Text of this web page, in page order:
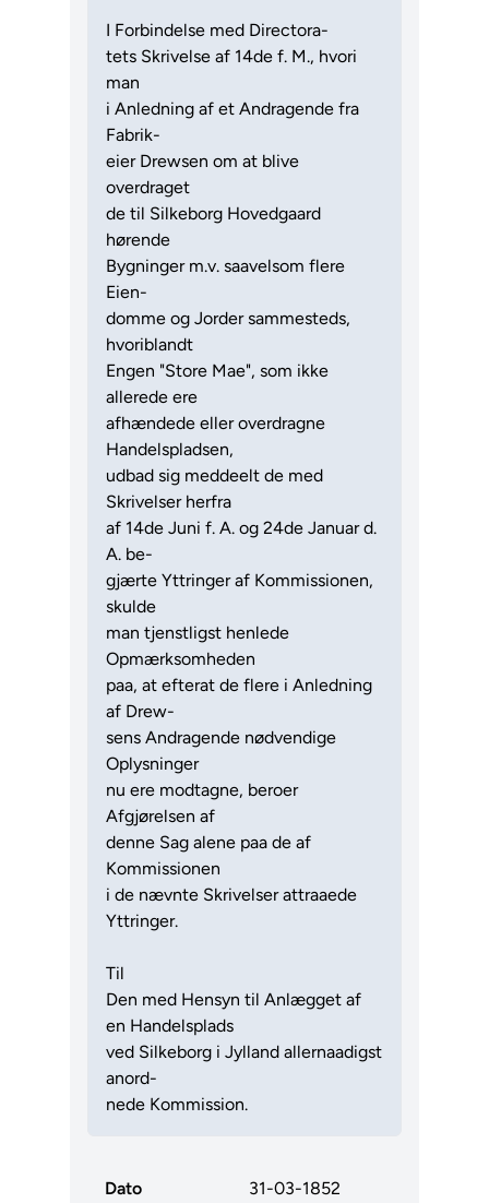
I Forbindelse med Directora-
tets Skrivelse af 14de f. M., hvori
man
i Anledning af et Andragende fra
Fabrik-
eier Drewsen om at blive
overdraget
de til Silkeborg Hovedgaard
hørende
Bygninger m.v. saavelsom flere
Eien-
domme og Jorder sammesteds,
hvoriblandt
Engen "Store Mae", som ikke
allerede ere
afhændede eller overdragne
Handelspladsen,
udbad sig meddeelt de med
Skrivelser herfra
af 14de Juni f. A. og 24de Januar d.
A. be-
gjærte Yttringer af Kommissionen,
skulde
man tjenstligst henlede
Opmærksomheden
paa, at efterat de flere i Anledning
af Drew-
sens Andragende nødvendige
Oplysninger
nu ere modtagne, beroer
Afgjørelsen af
denne Sag alene paa de af
Kommissionen
i de nævnte Skrivelser attraaede
Yttringer.
Til
Den med Hensyn til Anlægget af
en Handelsplads
ved Silkeborg i Jylland allernaadigst
anord-
nede Kommission.
Dato 31-03-1852